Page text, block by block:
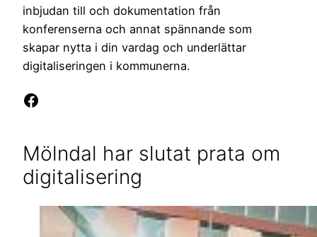
inbjudan till och dokumentation från
konferenserna och annat spännande som
skapar nytta i din vardag och underlättar
digitaliseringen i kommunerna.
Facebook
Mölndal har slutat prata om
digitalisering